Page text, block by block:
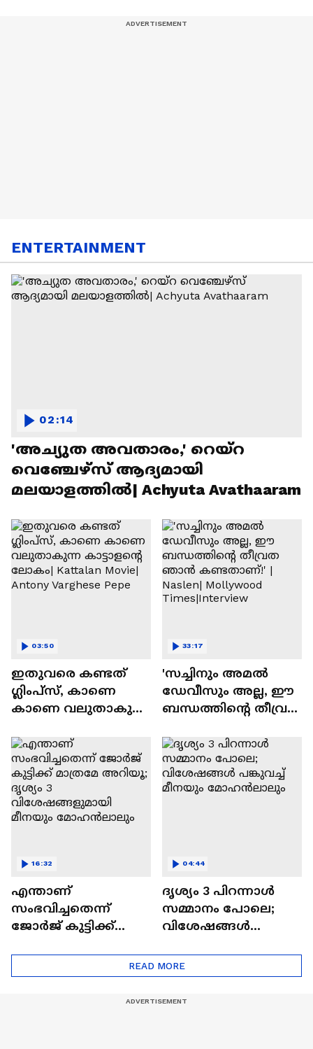
ENTERTAINMENT
'അച്യുത അവതാരം,' റെയ്റ
വെഞ്ചേഴ്‌സ് ആദ്യമായി
മലയാളത്തിൽ| Achyuta Avathaaram
02:14
ഇതുവരെ കണ്ടത്
ഗ്ലിംപ്സ്, കാണെ
കാണെ വലുതാകുന്ന
Kattalan Movie|
Antony Varghese Pepe
03:50
'സച്ചിനും അമൽ
ഡേവീസും അല്ല, ഈ
ബന്ധത്തിൻ്റെ തീവ്രത
Naslen| Mollywood
Times|Interview
33:17
എന്താണ്
സംഭവിച്ചതെന്ന്
ജോർജ് കുട്ടിക്ക്
വിശേഷങ്ങളുമായി
16:32
ദൃശ്യം 3 പിറന്നാൾ
സമ്മാനം പോലെ;
വിശേഷങ്ങൾ
മോഹൻലാലും
04:44
READ MORE